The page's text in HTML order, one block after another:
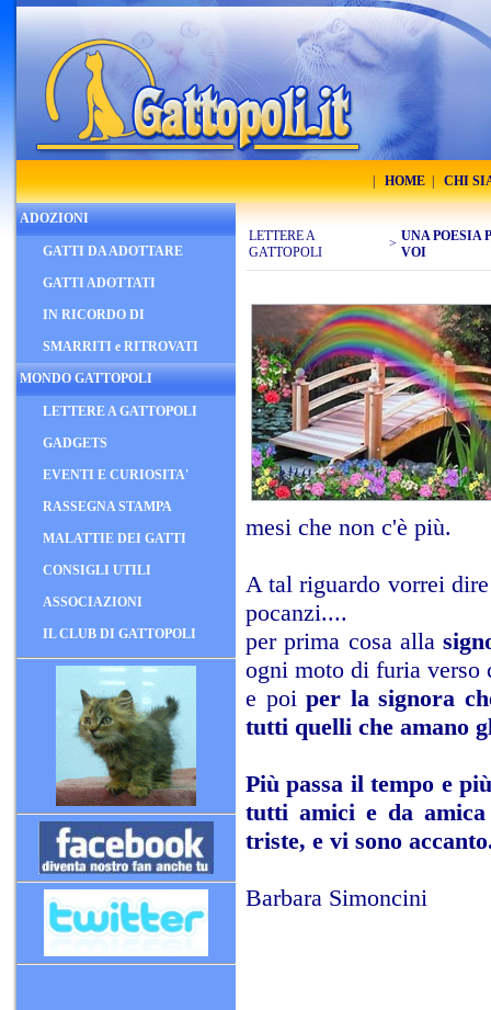
HOME CHI
ADOZIONI
GATTI DA ADOTTARE
GATTI ADOTTATI
IN RICORDO DI
SMARRITI e RITROVATI
MONDO GATTOPOLI
LETTERE A GATTOPOLI
GADGETS
EVENTI E CURIOSITA'
RASSEGNA STAMPA
MALATTIE DEI GATTI
CONSIGLI UTILI
ASSOCIAZIONI
IL CLUB DI GATTOPOLI
LETTERE A
GATTOPOLI
> UNA POESIA
VOI
mesi che non c'è più.
A tal riguardo vorrei
pocanzi....
per prima cosa alla
ogni moto di furia verso
e poi per la signora
tutti quelli che amano
Più passa il tempo e
tutti amici e da
triste, e vi sono
Barbara Simoncini